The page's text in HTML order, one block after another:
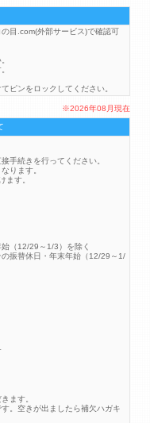
目.com(外部サービス)で確認可
ピンをロックしてください。
※2026年08月現在
手続きを行ってください。
ります。
ます。
（12/29～1/3）を除く
振替休日・年末年始（12/29～1/
ます。
。空きが出ましたら補欠ハガキ